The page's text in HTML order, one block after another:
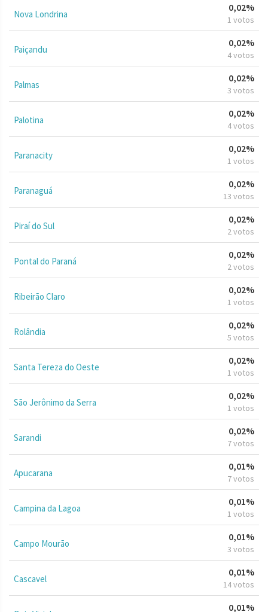
Nova Londrina
0,02%
1 votos
Paiçandu
0,02%
4 votos
Palmas
0,02%
3 votos
Palotina
0,02%
4 votos
Paranacity
0,02%
1 votos
Paranaguá
0,02%
13 votos
Piraí do Sul
0,02%
2 votos
Pontal do Paraná
0,02%
2 votos
Ribeirão Claro
0,02%
1 votos
Rolândia
0,02%
5 votos
Santa Tereza do Oeste
0,02%
1 votos
São Jerônimo da Serra
0,02%
1 votos
Sarandi
0,02%
7 votos
Apucarana
0,01%
7 votos
Campina da Lagoa
0,01%
1 votos
Campo Mourão
0,01%
3 votos
Cascavel
0,01%
14 votos
0,01%